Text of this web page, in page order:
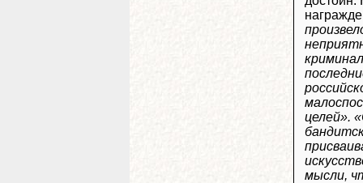
целей».
мысли,